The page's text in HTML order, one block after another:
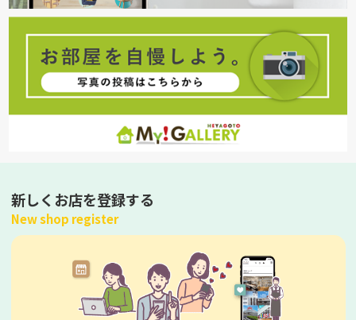
新しくお店を登録する
New shop register